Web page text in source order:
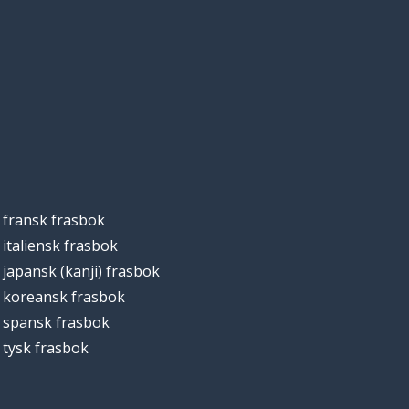
fransk frasbok
italiensk frasbok
japansk (kanji) frasbok
koreansk frasbok
spansk frasbok
tysk frasbok